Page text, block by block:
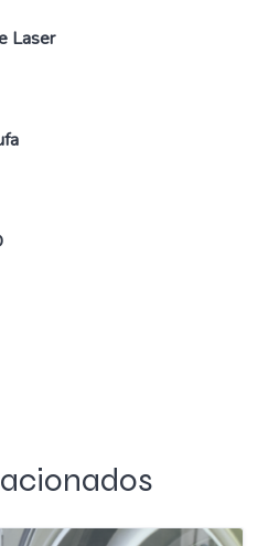
Laser